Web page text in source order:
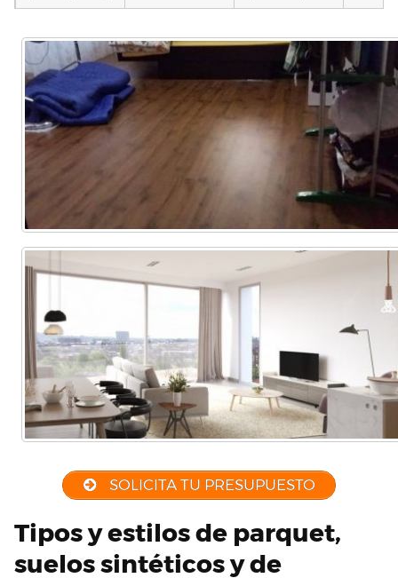
Poner
parquet o
Tarima
Local
Comercial
Colocar
parquet o
Tarima
Vivienda
(Completa)
Colocar
parquet o
Tarima
Vivienda
(Parcial)
etc…
SOLICITA TU PRESUPUESTO
Tipos y estilos de parquet,
suelos sintéticos y de